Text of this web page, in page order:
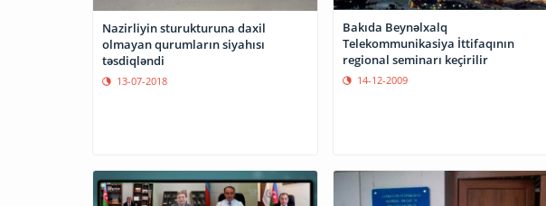
Nazirliyin sturukturuna daxil
olmayan qurumların siyahısı
təsdiqləndi
13-07-2018
Bakıda Beynəlxalq
Telekommunikasiya İttifaqının
regional seminarı keçirilir
14-12-2009